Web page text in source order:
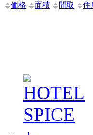
価格 面積 間取 住